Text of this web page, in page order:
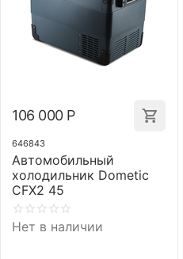
106 000 Р
646843
Автомобильный
холодильник Dometic
CFX2 45
Нет в наличии